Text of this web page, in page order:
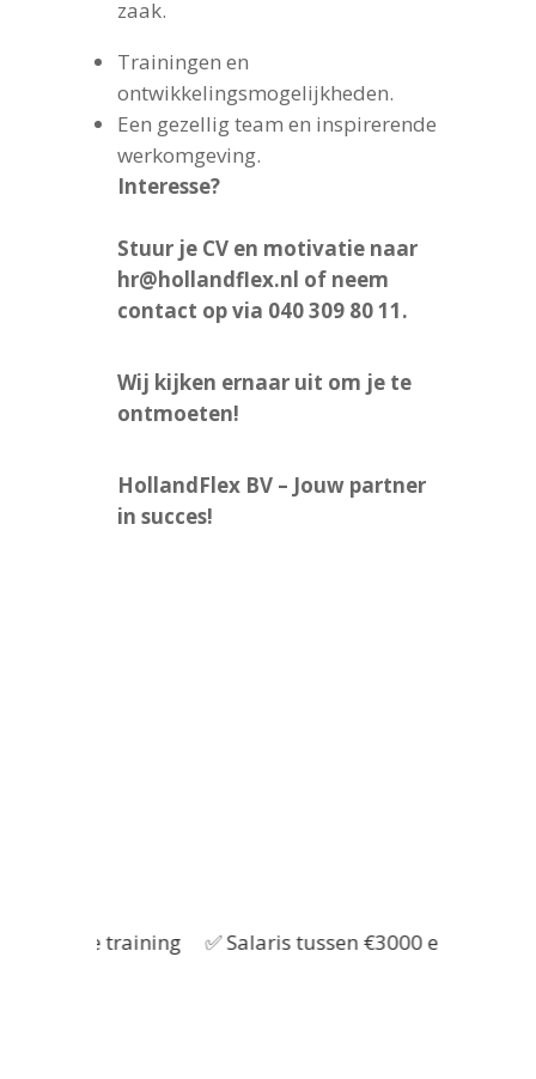
zaak.
Trainingen en
ontwikkelingsmogelijkheden.
Een gezellig team en inspirerende
werkomgeving.
Interesse?
Stuur je CV en motivatie naar
hr@hollandflex.nl of neem
contact op via 040 309 80 11.
Wij kijken ernaar uit om je te
ontmoeten!
HollandFlex BV – Jouw partner
in succes!
training ✅ Salaris tussen €3000 en €4000